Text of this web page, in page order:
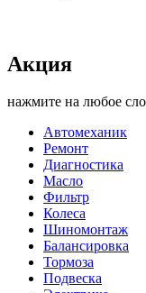
Акция
нажмите на любое
Автомеханик
Ремонт
Диагностика
Масло
Фильтр
Колеса
Шиномонтаж
Балансировка
Тормоза
Подвеска